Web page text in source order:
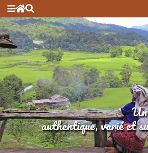
authentique, varié et